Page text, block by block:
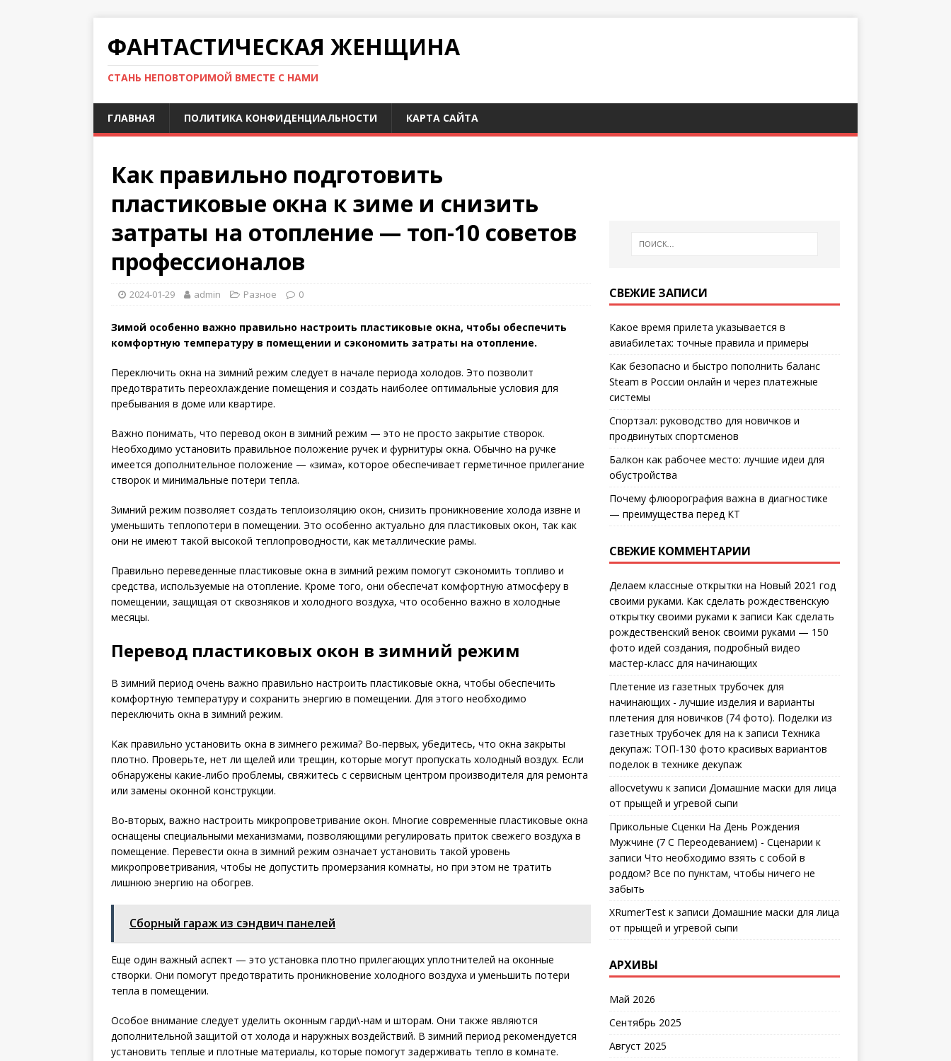
ФАНТАСТИЧЕСКАЯ ЖЕНЩИНА
СТАНЬ НЕПОВТОРИМОЙ ВМЕСТЕ С НАМИ
ГЛАВНАЯ ПОЛИТИКА КОНФИДЕНЦИАЛЬНОСТИ КАРТА САЙТА
Как правильно подготовить
пластиковые окна к зиме и снизить
затраты на отопление — топ-10 советов
профессионалов
2024-01-29 admin Разное 0
Зимой особенно важно правильно настроить пластиковые окна, чтобы обеспечить
комфортную температуру в помещении и сэкономить затраты на отопление.
Переключить окна на зимний режим следует в начале периода холодов. Это позволит
предотвратить переохлаждение помещения и создать наиболее оптимальные условия для
пребывания в доме или квартире.
Важно понимать, что перевод окон в зимний режим — это не просто закрытие створок.
Необходимо установить правильное положение ручек и фурнитуры окна. Обычно на ручке
имеется дополнительное положение — «зима», которое обеспечивает герметичное прилегание
створок и минимальные потери тепла.
Зимний режим позволяет создать теплоизоляцию окон, снизить проникновение холода извне и
уменьшить теплопотери в помещении. Это особенно актуально для пластиковых окон, так как
они не имеют такой высокой теплопроводности, как металлические рамы.
Правильно переведенные пластиковые окна в зимний режим помогут сэкономить топливо и
средства, используемые на отопление. Кроме того, они обеспечат комфортную атмосферу в
помещении, защищая от сквозняков и холодного воздуха, что особенно важно в холодные
месяцы.
Перевод пластиковых окон в зимний режим
В зимний период очень важно правильно настроить пластиковые окна, чтобы обеспечить
комфортную температуру и сохранить энергию в помещении. Для этого необходимо
переключить окна в зимний режим.
Как правильно установить окна в зимнего режима? Во-первых, убедитесь, что окна закрыты
плотно. Проверьте, нет ли щелей или трещин, которые могут пропускать холодный воздух. Если
обнаружены какие-либо проблемы, свяжитесь с сервисным центром производителя для ремонта
или замены оконной конструкции.
Во-вторых, важно настроить микропроветривание окон. Многие современные пластиковые окна
оснащены специальными механизмами, позволяющими регулировать приток свежего воздуха в
помещение. Перевести окна в зимний режим означает установить такой уровень
микропроветривания, чтобы не допустить промерзания комнаты, но при этом не тратить
лишнюю энергию на обогрев.
Сборный гараж из сэндвич панелей
Еще один важный аспект — это установка плотно прилегающих уплотнителей на оконные
створки. Они помогут предотвратить проникновение холодного воздуха и уменьшить потери
тепла в помещении.
Особое внимание следует уделить оконным гарди\-нам и шторам. Они также являются
дополнительной защитой от холода и наружных воздействий. В зимний период рекомендуется
установить теплые и плотные материалы, которые помогут задерживать тепло в комнате.
СВЕЖИЕ ЗАПИСИ
Какое время прилета указывается в
авиабилетах: точные правила и примеры
Как безопасно и быстро пополнить баланс
Steam в России онлайн и через платежные
системы
Спортзал: руководство для новичков и
продвинутых спортсменов
Балкон как рабочее место: лучшие идеи для
обустройства
Почему флюорография важна в диагностике
— преимущества перед КТ
СВЕЖИЕ КОММЕНТАРИИ
Делаем классные открытки на Новый 2021 год
своими руками. Как сделать рождественскую
открытку своими руками к записи Как сделать
рождественский венок своими руками — 150
фото идей создания, подробный видео
мастер-класс для начинающих
Плетение из газетных трубочек для
начинающих - лучшие изделия и варианты
плетения для новичков (74 фото). Поделки из
газетных трубочек для на к записи Техника
декупаж: ТОП-130 фото красивых вариантов
поделок в технике декупаж
allocvetywu к записи Домашние маски для лица
от прыщей и угревой сыпи
Прикольные Сценки На День Рождения
Мужчине (7 С Переодеванием) - Сценарии к
записи Что необходимо взять с собой в
роддом? Все по пунктам, чтобы ничего не
забыть
XRumerTestк записи Домашние маски для лица
от прыщей и угревой сыпи
АРХИВЫ
Май 2026
Сентябрь 2025
Август 2025